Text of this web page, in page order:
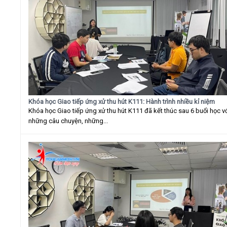
Khóa học Giao tiếp ứng xử thu hút K111: Hành trình nhiều kỉ niệm
Khóa học Giao tiếp ứng xử thu hút K111 đã kết thúc sau 6 buổi học
những câu chuyện, những...